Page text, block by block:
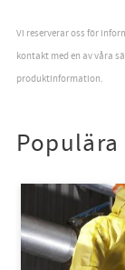
Vi reserverar oss för
kontakt med en av våra
produktinformation.